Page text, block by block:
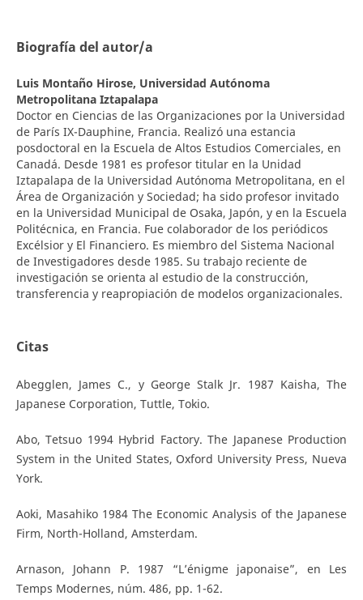
Biografía del autor/a
Luis Montaño Hirose, Universidad Autónoma
Metropolitana Iztapalapa
Doctor en Ciencias de las Organizaciones por la Universidad
de París IX-Dauphine, Francia. Realizó una estancia
posdoctoral en la Escuela de Altos Estudios Comerciales, en
Canadá. Desde 1981 es profesor titular en la Unidad
Iztapalapa de la Universidad Autónoma Metropolitana, en el
Área de Organización y Sociedad; ha sido profesor invitado
en la Universidad Municipal de Osaka, Japón, y en la Escuela
Politécnica, en Francia. Fue colaborador de los periódicos
Excélsior y El Financiero. Es miembro del Sistema Nacional
de Investigadores desde 1985. Su trabajo reciente de
investigación se orienta al estudio de la construcción,
transferencia y reapropiación de modelos organizacionales.
Citas
Abegglen, James C., y George Stalk Jr. 1987 Kaisha, The
Japanese Corporation, Tuttle, Tokio.
Abo, Tetsuo 1994 Hybrid Factory. The Japanese Production
System in the United States, Oxford University Press, Nueva
York.
Aoki, Masahiko 1984 The Economic Analysis of the Japanese
Firm, North-Holland, Amsterdam.
Arnason, Johann P. 1987 “L’énigme japonaise”, en Les
Temps Modernes, núm. 486, pp. 1-62.